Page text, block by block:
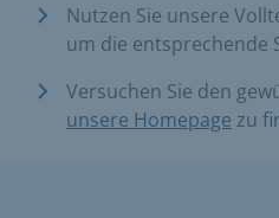
Nutzen Sie unsere
um die entsprechende
Versuchen Sie den
unsere Homepage zu